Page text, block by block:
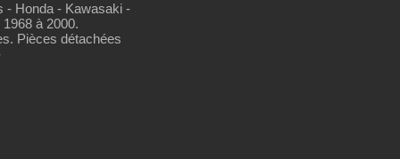
- Honda - Kawasaki -
à 2000.
Pièces détachées